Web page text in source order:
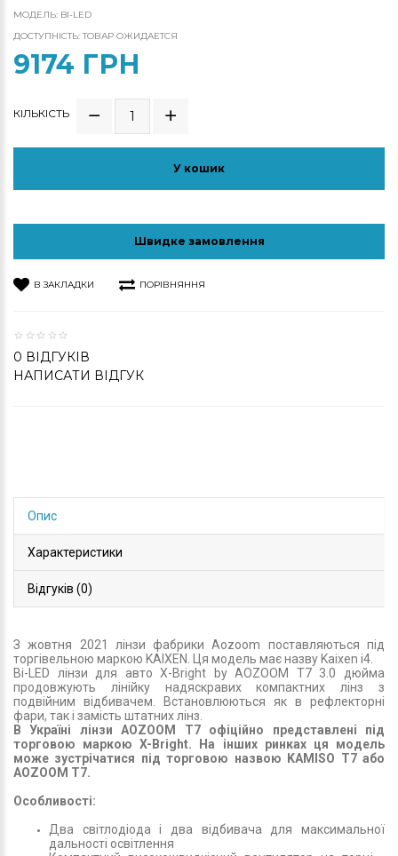
МОДЕЛЬ: BI-LED
ДОСТУПНІСТЬ: ТОВАР ОЖИДАЕТСЯ
9174 ГРН
КІЛЬКІСТЬ
У кошик
Швидке замовлення
В ЗАКЛАДКИ ПОРІВНЯННЯ
0 ВІДГУКІВ
НАПИСАТИ ВІДГУК
Опис
Характеристики
Відгуків (0)
З жовтня 2021 лінзи фабрики Aozoom поставляються під
торгівельною маркою KAIXEN. Ця модель має назву Kaixen i4.
Bi-LED лінзи для авто X-Bright by AOZOOM T7 3.0 дюйма
продовжують лінійку надяскравих компактних лінз з
подвійним відбивачем. Встановлюються як в рефлекторні
фари, так і замість штатних лінз.
В Україні лінзи AOZOOM T7 офіційно представлені під
торговою маркою X-Bright. На інших ринках ця модель
може зустрічатися під торговою назвою KAMISO T7 або
AOZOOM T7.
Особливості:
Два світлодіода і два відбивача для максимальної
дальності освітлення